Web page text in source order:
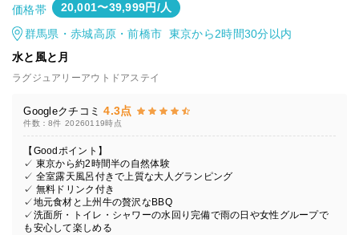
価格帯 20,001〜39,999円/人
群馬県・赤城高原・前橋市 東京から2時間30分以内
水と風と月
ラグジュアリーアウトドアステイ
Googleクチコミ 4.3点
件数：8件 20260119時点
【Goodポイント】
✓ 東京から約2時間半の自然体験
✓ 全室露天風呂付きで上質な大人グランピング
✓ 無料ドリンク付き
✓地元食材と上州牛の贅沢なBBQ
✓洗面所・トイレ・シャワーの水回り完備で雨の日や女性グループで
も安心して楽しめる